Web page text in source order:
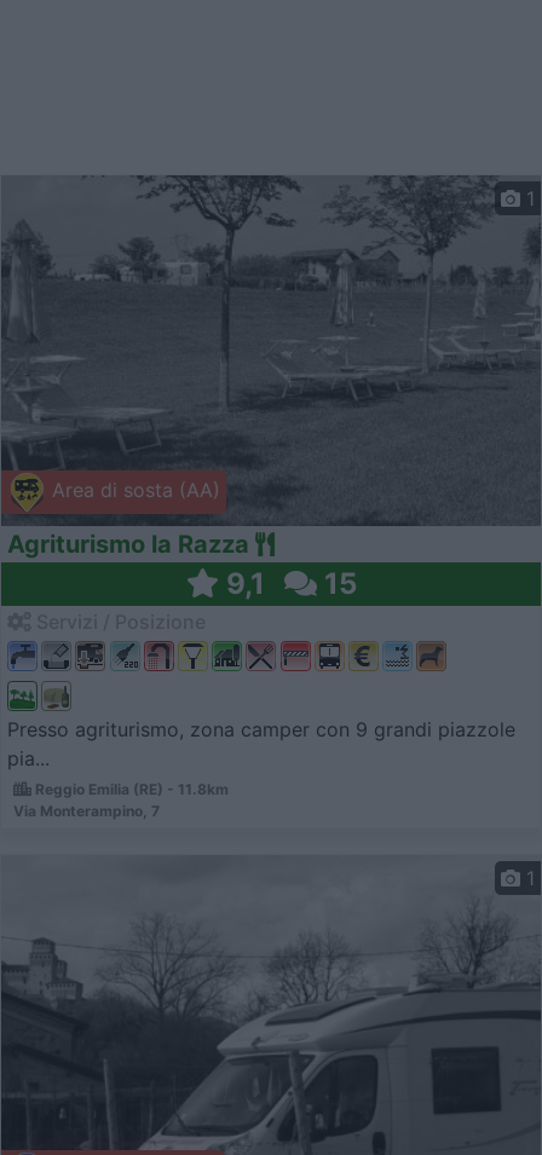
Area di sosta (AA)
1
Agriturismo la Razza
9,1 15
Presso agriturismo, zona camper con 9 grandi piazzole
pia...
Reggio Emilia (RE) - 11.8km
Via Monterampino, 7
1